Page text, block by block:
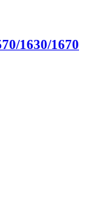
1630/1670